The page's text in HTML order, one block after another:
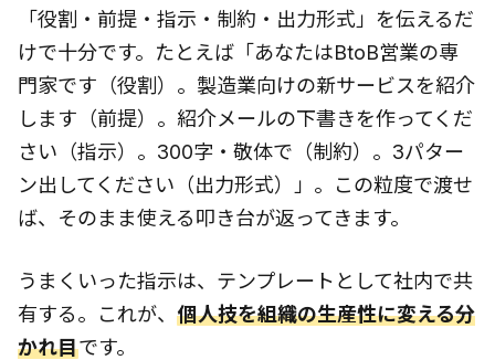
「役割・前提・指示・制約・出力形式」を伝えるだ
けで十分です。たとえば「あなたはBtoB営業の専
門家です（役割）。製造業向けの新サービスを紹介
します（前提）。紹介メールの下書きを作ってくだ
さい（指示）。300字・敬体で（制約）。3パター
ン出してください（出力形式）」。この粒度で渡せ
ば、そのまま使える叩き台が返ってきます。
うまくいった指示は、テンプレートとして社内で共
有する。これが、 個人技を組織の生産性に変える分
かれ目です。